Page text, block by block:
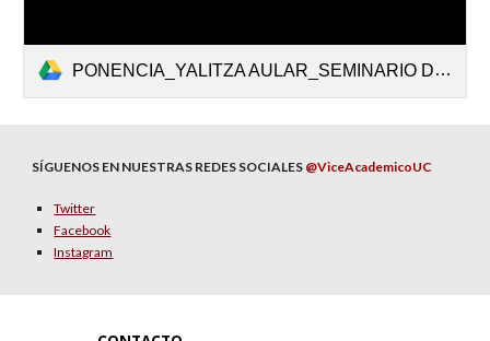
PONENCIA_YALITZA AULAR_SEMINARIO DE LA NORMA A LA ACCION_CPBBUC_CREACION_REGLAMENTO.pdf
SÍGUENOS EN NUESTRAS REDES SOCIALES @ViceAcademicoUC
Twitter
Facebook
Instagram